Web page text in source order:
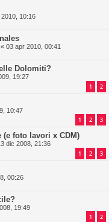
2010, 10:16
« 03 apr 2010, 00:41
Dolomiti?
19:27
1 2
10:47
1 2 3
foto lavori x CDM)
dic 2008, 21:36
1 2 3
00:26
19:49
1 2